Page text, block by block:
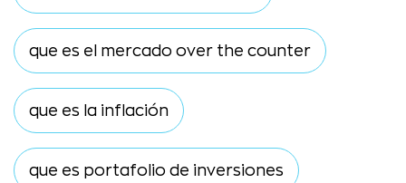
que es el mercado over the counter
que es la inflación
que es portafolio de inversiones